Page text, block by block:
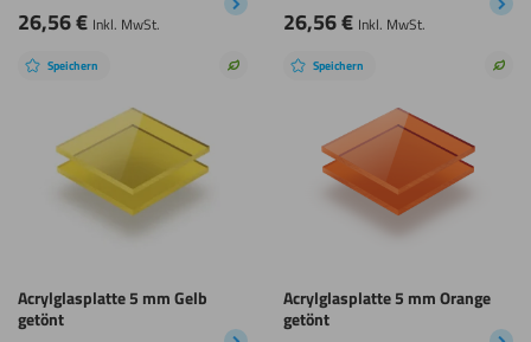
26,56€ Inkl. MwSt. 26,56€ Inkl. MwSt.
Speichern
Acrylglasplatte 5 mm Gelb
getönt
NachhaltigeSpeichern
Acrylglasplatte 5 mm Orange
getönt